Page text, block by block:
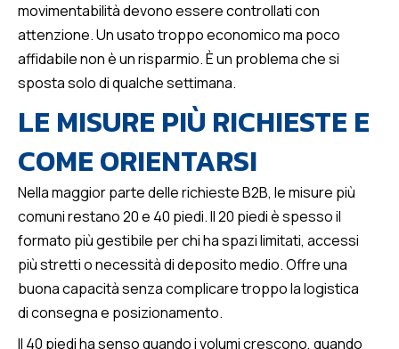
movimentabilità devono essere controllati con
attenzione. Un usato troppo economico ma poco
affidabile non è un risparmio. È un problema che si
sposta solo di qualche settimana.
LE MISURE PIÙ RICHIESTE E
COME ORIENTARSI
Nella maggior parte delle richieste B2B, le misure più
comuni restano 20 e 40 piedi. Il 20 piedi è spesso il
formato più gestibile per chi ha spazi limitati, accessi
più stretti o necessità di deposito medio. Offre una
buona capacità senza complicare troppo la logistica
di consegna e posizionamento.
Il 40 piedi ha senso quando i volumi crescono, quando